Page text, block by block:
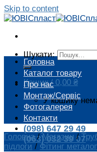
Skip to content
Шукати:
Кошик / 0,00 ₴
У кошику
(098) 647 29 49
(063) 032 39 07
Головна
Каталог товару
Про нас
Монтаж/Сервіс
Фотогалерея
Контакти
Головна / Магазин /
підлоги / Фітинг